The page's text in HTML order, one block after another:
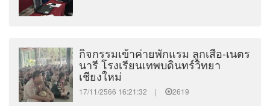
กิจกรรมเข้าค่ายพักแรม ลูกเสือ-เนตร
นารี โรงเรียนเทพบดินทร์วิทยา
เชียงใหม่
17/11/2566 16:21:32 | 2619